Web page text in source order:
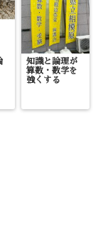
知識と論理が
算数・数学を
強くする